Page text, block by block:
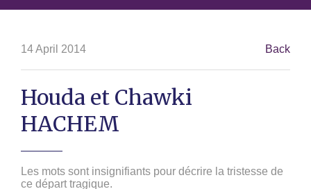
14 April 2014 Back
Houda et Chawki
HACHEM
Les mots sont insignifiants pour décrire la tristesse de
ce départ tragique.